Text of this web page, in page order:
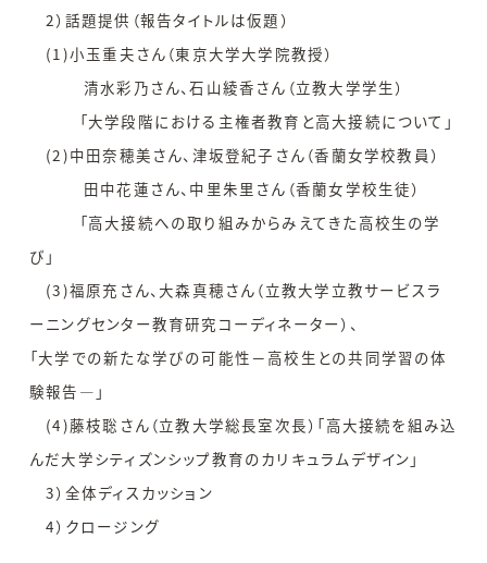
2）話題提供（報告タイトルは仮題）
(1)小玉重夫さん（東京大学大学院教授）
清水彩乃さん、石山綾香さん（立教大学学生）
「大学段階における主権者教育と高大接続について」
(2)中田奈穂美さん、津坂登紀子さん（香蘭女学校教員）
田中花蓮さん、中里朱里さん（香蘭女学校生徒）
「高大接続への取り組みからみえてきた高校生の学
び」
(3)福原充さん、大森真穂さん（立教大学立教サービスラ
ーニングセンター教育研究コーディネーター）、
「大学での新たな学びの可能性－高校生との共同学習の体
験報告―」
(4)藤枝聡さん（立教大学総長室次長）「高大接続を組み込
んだ大学シティズンシップ教育のカリキュラムデザイン」
3）全体ディスカッション
4）クロージング